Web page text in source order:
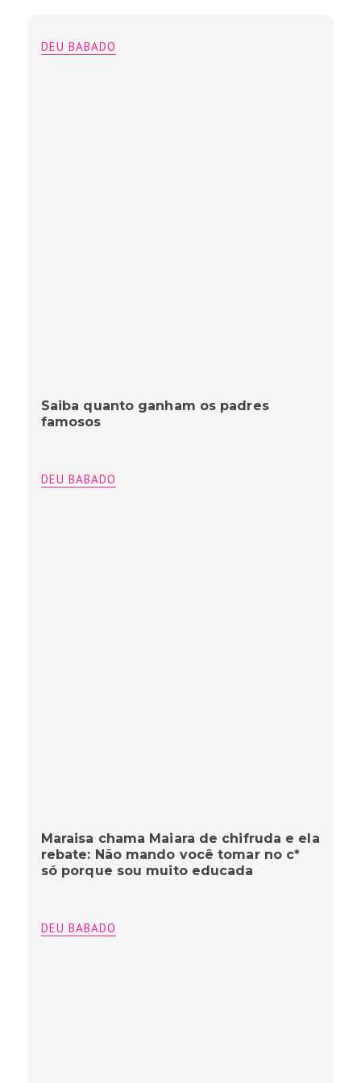
DEU BABADO
Saiba quanto ganham os padres
famosos
DEU BABADO
Maraisa chama Maiara de chifruda e ela
rebate: Não mando você tomar no c*
só porque sou muito educada
DEU BABADO